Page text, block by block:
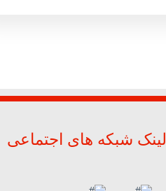
لینک شبکه های اجتماعی